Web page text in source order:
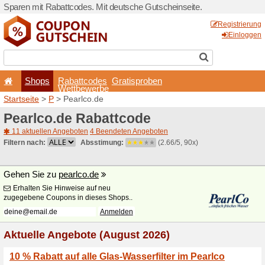
Sparen mit Rabattcodes.
Shops
Startseite >P > Pearlco.de